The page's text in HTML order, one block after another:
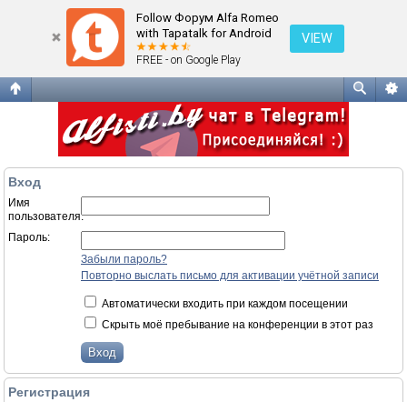
Follow Форум Alfa Romeo
with Tapatalk for Android
FREE - on Google Play
VIEW
Вход
Имя
пользователя:
Пароль:
Забыли пароль?
Повторно выслать письмо для активации учётной записи
Автоматически входить при каждом посещении
Скрыть моё пребывание на конференции в этот раз
Регистрация